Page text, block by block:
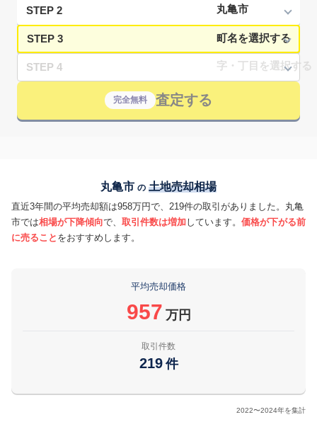
STEP 2
STEP 3
STEP 4
完全無料 査定する
丸亀市 の 土地売却相場
直近3年間の平均売却額は958万円で、219件の取引がありました。丸亀
市では相場が下降傾向で、 取引件数は増加しています。 価格が下がる前
に売ること をおすすめします。
平均売却価格
957 万円
取引件数
219 件
2022〜2024年を集計